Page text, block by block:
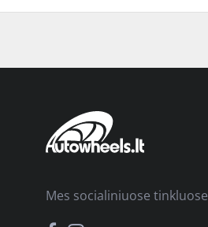
Mes socialiniuose tinkluose